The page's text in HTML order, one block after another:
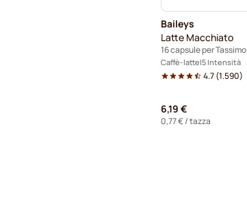
Baileys
Latte Macchiato
16 capsule per Tassimo
Caffè-latte 5 Intensità
4.7(1.590)
6,19 €
0,77 €/ tazza